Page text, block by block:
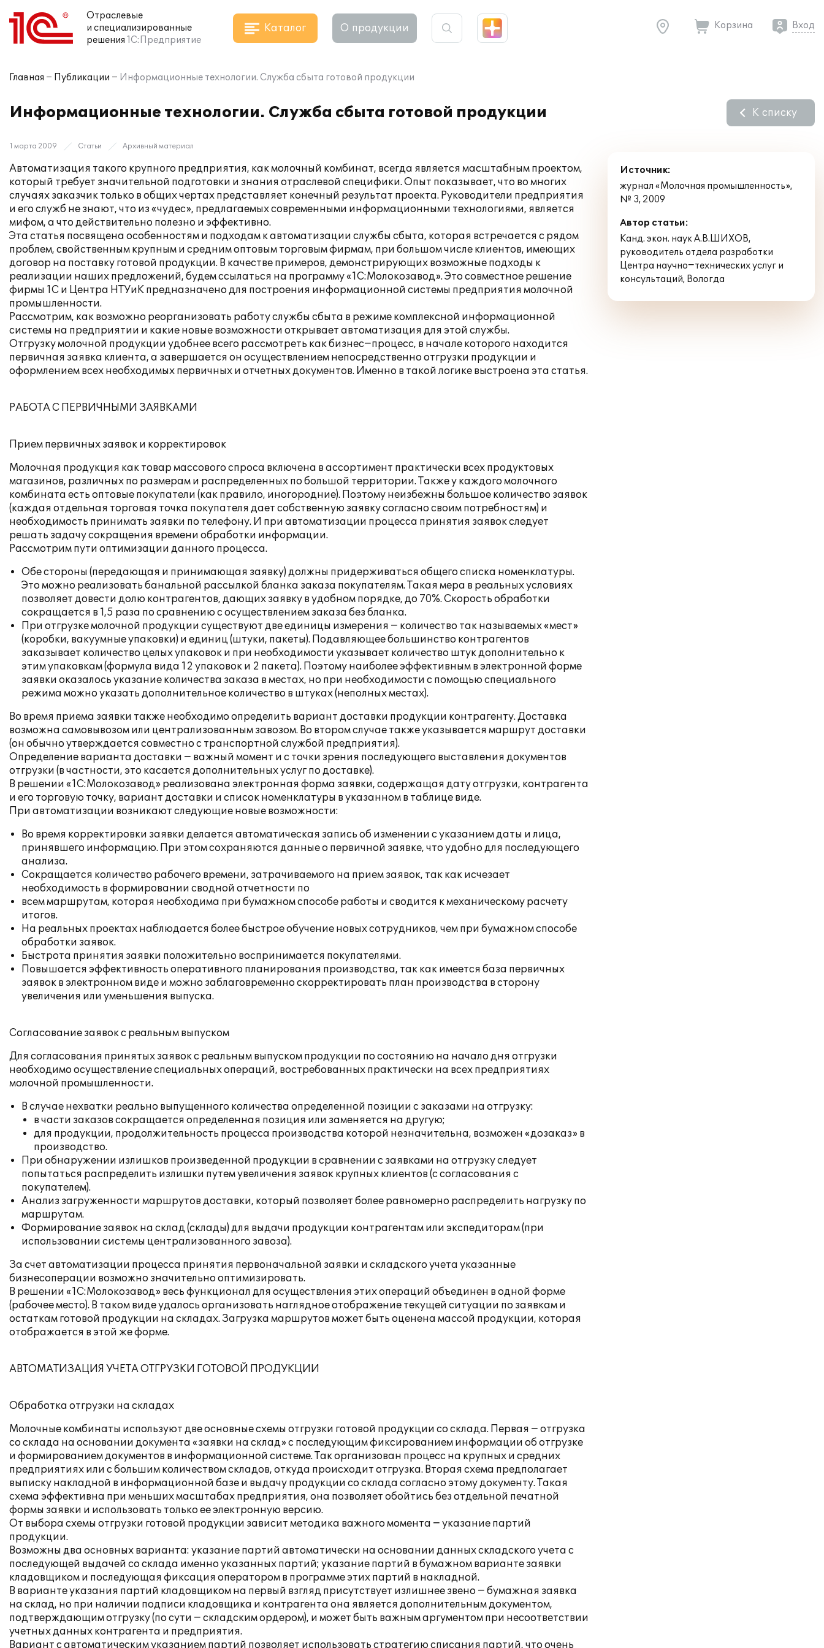
Отраслевые
и специализированные
решения 1С:Предприятие
Каталог О продукции Корзина Вход
Главная Публикации Информационные технологии. Служба сбыта готовой продукции
Информационные технологии. Служба сбыта готовой продукции К списку
1 марта 2009 Статьи Архивный материал
Автоматизация такого крупного предприятия, как молочный комбинат, всегда является масштабным проектом,
который требует значительной подготовки и знания отраслевой специфики. Опыт показывает, что во многих
случаях заказчик только в общих чертах представляет конечный результат проекта. Руководители предприятия
и его служб не знают, что из «чудес», предлагаемых современными информационными технологиями, является
мифом, а что действительно полезно и эффективно.
Эта статья посвящена особенностям и подходам к автоматизации службы сбыта, которая встречается с рядом
проблем, свойственным крупным и средним оптовым торговым фирмам, при большом числе клиентов, имеющих
договор на поставку готовой продукции. В качестве примеров, демонстрирующих возможные подходы к
реализации наших предложений, будем ссылаться на программу «1С:Молокозавод». Это совместное решение
фирмы 1С и Центра НТУиК предназначено для построения информационной системы предприятия молочной
промышленности.
Рассмотрим, как возможно реорганизовать работу службы сбыта в режиме комплексной информационной
системы на предприятии и какие новые возможности открывает автоматизация для этой службы.
Отгрузку молочной продукции удобнее всего рассмотреть как бизнес−процесс, в начале которого находится
первичная заявка клиента, а завершается он осуществлением непосредственно отгрузки продукции и
оформлением всех необходимых первичных и отчетных документов. Именно в такой логике выстроена эта статья.
РАБОТА С ПЕРВИЧНЫМИ ЗАЯВКАМИ
Прием первичных заявок и корректировок
Молочная продукция как товар массового спроса включена в ассортимент практически всех продуктовых
магазинов, различных по размерам и распределенных по большой территории. Также у каждого молочного
комбината есть оптовые покупатели (как правило, иногородние). Поэтому неизбежны большое количество заявок
(каждая отдельная торговая точка покупателя дает собственную заявку согласно своим потребностям) и
необходимость принимать заявки по телефону. И при автоматизации процесса принятия заявок следует
решать задачу сокращения времени обработки информации.
Рассмотрим пути оптимизации данного процесса.
Обе стороны (передающая и принимающая заявку) должны придерживаться общего списка номенклатуры.
Это можно реализовать банальной рассылкой бланка заказа покупателям. Такая мера в реальных условиях
позволяет довести долю контрагентов, дающих заявку в удобном порядке, до 70%. Скорость обработки
сокращается в 1,5 раза по сравнению с осуществлением заказа без бланка.
При отгрузке молочной продукции существуют две единицы измерения − количество так называемых «мест»
(коробки, вакуумные упаковки) и единиц (штуки, пакеты). Подавляющее большинство контрагентов
заказывает количество целых упаковок и при необходимости указывает количество штук дополнительно к
этим упаковкам (формула вида 12 упаковок и 2 пакета). Поэтому наиболее эффективным в электронной форме
заявки оказалось указание количества заказа в местах, но при необходимости с помощью специального
режима можно указать дополнительное количество в штуках (неполных местах).
Во время приема заявки также необходимо определить вариант доставки продукции контрагенту. Доставка
возможна самовывозом или централизованным завозом. Во втором случае также указывается маршрут доставки
(он обычно утверждается совместно с транспортной службой предприятия).
Определение варианта доставки − важный момент и с точки зрения последующего выставления документов
отгрузки (в частности, это касается дополнительных услуг по доставке).
В решении «1С:Молокозавод» реализована электронная форма заявки, содержащая дату отгрузки, контрагента
и его торговую точку, вариант доставки и список номенклатуры в указанном в таблице виде.
При автоматизации возникают следующие новые возможности:
Во время корректировки заявки делается автоматическая запись об изменении с указанием даты и лица,
принявшего информацию. При этом сохраняются данные о первичной заявке, что удобно для последующего
анализа.
Сокращается количество рабочего времени, затрачиваемого на прием заявок, так как исчезает
необходимость в формировании сводной отчетности по
всем маршрутам, которая необходима при бумажном способе работы и сводится к механическому расчету
итогов.
На реальных проектах наблюдается более быстрое обучение новых сотрудников, чем при бумажном способе
обработки заявок.
Быстрота принятия заявки положительно воспринимается покупателями.
Повышается эффективность оперативного планирования производства, так как имеется база первичных
заявок в электронном виде и можно заблаговременно скорректировать план производства в сторону
увеличения или уменьшения выпуска.
Согласование заявок с реальным выпуском
Для согласования принятых заявок с реальным выпуском продукции по состоянию на начало дня отгрузки
необходимо осуществление специальных операций, востребованных практически на всех предприятиях
молочной промышленности.
В случае нехватки реально выпущенного количества определенной позиции с заказами на отгрузку:
в части заказов сокращается определенная позиция или заменяется на другую;
для продукции, продолжительность процесса производства которой незначительна, возможен «дозаказ» в
производство.
При обнаружении излишков произведенной продукции в сравнении с заявками на отгрузку следует
попытаться распределить излишки путем увеличения заявок крупных клиентов (с согласования с
покупателем).
Анализ загруженности маршрутов доставки, который позволяет более равномерно распределить нагрузку по
маршрутам.
Формирование заявок на склад (склады) для выдачи продукции контрагентам или экспедиторам (при
использовании системы централизованного завоза).
За счет автоматизации процесса принятия первоначальной заявки и складского учета указанные
бизнесоперации возможно значительно оптимизировать.
В решении «1С:Молокозавод» весь функционал для осуществления этих операций объединен в одной форме
(рабочее место). В таком виде удалось организовать наглядное отображение текущей ситуации по заявкам и
остаткам готовой продукции на складах. Загрузка маршрутов может быть оценена массой продукции, которая
отображается в этой же форме.
АВТОМАТИЗАЦИЯ УЧЕТА ОТГРУЗКИ ГОТОВОЙ ПРОДУКЦИИ
Обработка отгрузки на складах
Молочные комбинаты используют две основные схемы отгрузки готовой продукции со склада. Первая − отгрузка
со склада на основании документа «заявки на склад» с последующим фиксированием информации об отгрузке
и формированием документов в информационной системе. Так организован процесс на крупных и средних
предприятиях или с большим количеством складов, откуда происходит отгрузка. Вторая схема предполагает
выписку накладной в информационной базе и выдачу продукции со склада согласно этому документу. Такая
схема эффективна при меньших масштабах предприятия, она позволяет обойтись без отдельной печатной
формы заявки и использовать только ее электронную версию.
От выбора схемы отгрузки готовой продукции зависит методика важного момента − указание партий
продукции.
Возможны два основных варианта: указание партий автоматически на основании данных складского учета с
последующей выдачей со склада именно указанных партий; указание партий в бумажном варианте заявки
кладовщиком и последующая фиксация оператором в программе этих партий в накладной.
В варианте указания партий кладовщиком на первый взгляд присутствует излишнее звено − бумажная заявка
на склад, но при наличии подписи кладовщика и контрагента она является дополнительным документом,
подтверждающим отгрузку (по сути − складским ордером), и может быть важным аргументом при несоответствии
учетных данных контрагента и предприятия.
Вариант с автоматическим указанием партий позволяет использовать стратегию списания партий, что очень
Источник:
журнал «Молочная промышленность»,
№ 3, 2009
Автор статьи:
Канд. экон. наук А.В.ШИХОВ,
руководитель отдела разработки
Центра научно−технических услуг и
консультаций, Вологда